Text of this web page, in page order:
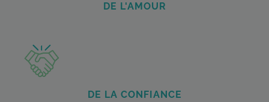
DE L'AMOUR
DE LA CONFIANCE